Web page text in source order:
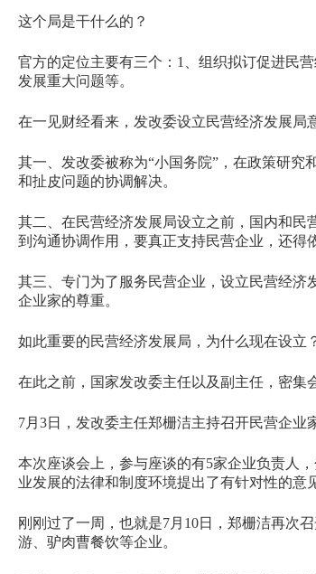
这个局是干什么的？
官方的定位主要有三个：1、组织拟订促进民
发展重大问题等。
在一见财经看来，发改委设立民营经济发展局
其一、发改委被称为“小国务院”，在政策研
和扯皮问题的协调解决。
其二、在民营经济发展局设立之前，国内和民
到沟通协调作用，要真正支持民营企业，还得
其三、专门为了服务民营企业，设立民营经
企业家的尊重。
如此重要的民营经济发展局，为什么现在设立
在此之前，国家发改委主任以及副主任，密集
7月3日，发改委主任郑栅洁主持召开民营企业
本次座谈会上，参与座谈的有5家企业负责人
业发展的法律和制度环境提出了有针对性的意
刚刚过了一周，也就是7月10日，郑栅洁再次
游、驴肉曹餐饮等企业。